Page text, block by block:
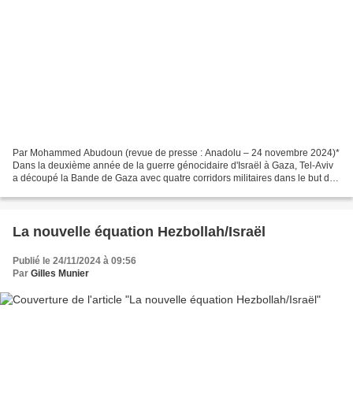
Par Mohammed Abudoun (revue de presse : Anadolu – 24 novembre 2024)*
Dans la deuxième année de la guerre génocidaire d'Israël à Gaza, Tel-Aviv
a découpé la Bande de Gaza avec quatre corridors militaires dans le but de
La nouvelle équation Hezbollah/Israël
Publié le 24/11/2024 à 09:56
Par Gilles Munier